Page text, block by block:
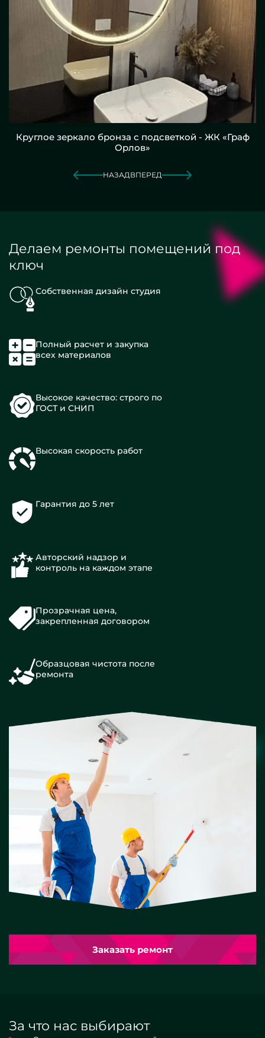
Круглое зеркало бронза с подсветкой - ЖК «Граф
Орлов»
НАЗАДВПЕРЕД
Делаем ремонты помещений под
ключ
Собственная дизайн студия
Полный расчет и закупка
всех материалов
Высокое качество: строго по
ГОСТ и СНИП
Высокая скорость работ
Гарантия до 5 лет
Авторский надзор и
контроль на каждом этапе
Прозрачная цена,
закрепленная договором
Образцовая чистота после
ремонта
Заказать ремонт
За что нас выбирают